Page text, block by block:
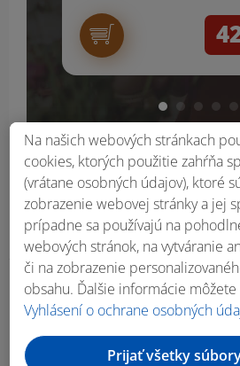
Obsah bočného panela
Na našich webových stránkach
cookies, ktorých použitie zahŕňa
(vrátane osobných údajov), ktoré
zobrazenie webovej stránky a jej
prípadne sa používajú na
webových stránok, na vytváranie
či na zobrazenie
obsahu. Ďalšie informácie môžete
Vyhlásení o ochrane osobných
Prijať všetky